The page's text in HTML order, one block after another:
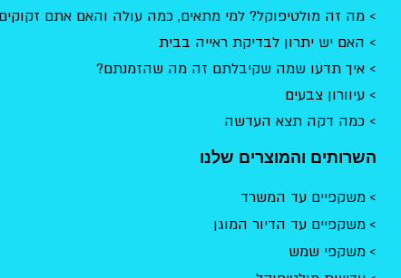
מה זה מולטיפוקל? למי מתאים, כמה עולה והאם אתם
האם יש יתרון לבדיקת ראייה בבית
איך תדעו שמה שקיבלתם זה מה שהזמנתם?
עיוורון צבעים
כמה דקה תצא העדשה
השרותים והמוצרים שלנו
משקפיים עד המשרד
משקפיים עד הדיור המוגן
משקפי שמש